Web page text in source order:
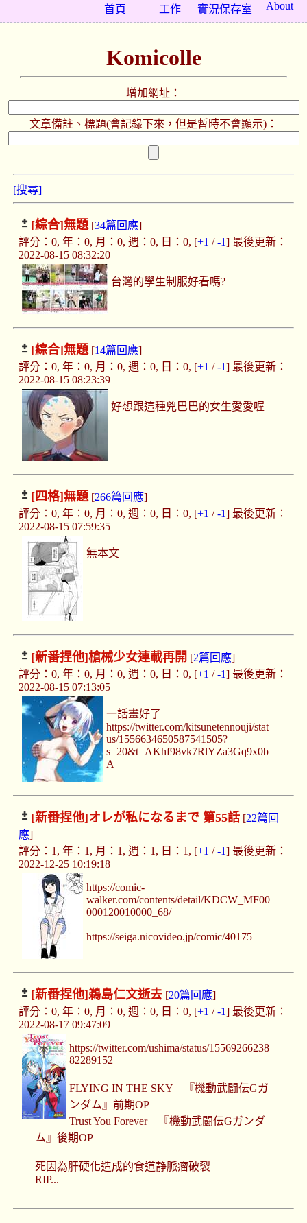
About
實況保存室
工作
首頁
Komicolle
增加網址：
文章備註、標題(會記錄下來，但是暫時不會顯示)：
[搜尋]
[綜合]無題[34篇回應]
評分：0, 年：0, 月：0, 週：0, 日：0, [+1 /-1] 最後更新：
2022-08-15 08:32:20
台灣的學生制服好看嗎?
[綜合]無題[14篇回應]
評分：0, 年：0, 月：0, 週：0, 日：0, [+1 /-1] 最後更新：
2022-08-15 08:23:39
好想跟這種兇巴巴的女生愛愛喔=
=
[四格]無題[266篇回應]
評分：0, 年：0, 月：0, 週：0, 日：0, [+1 /-1] 最後更新：
2022-08-15 07:59:35
無本文
[新番捏他]槍械少女連載再開 [2篇回應]
評分：0, 年：0, 月：0, 週：0, 日：0, [+1 /-1] 最後更新：
2022-08-15 07:13:05
一話畫好了
https://twitter.com/kitsunetennouji/stat
us/1556634650587541505?
s=20&t=AKhf98vk7RlYZa3Gq9x0b
A
[新番捏他]オレが私になるまで 第55話[22篇回
應]
評分：1, 年：1, 月：1, 週：1, 日：1, [+1 /-1] 最後更新：
2022-12-25 10:19:18
https://comic-
walker.com/contents/detail/KDCW_MF00
000120010000_68/
https://seiga.nicovideo.jp/comic/40175
[新番捏他]鵜島仁文逝去[20篇回應]
評分：0, 年：0, 月：0, 週：0, 日：0, [+1 /-1] 最後更新：
2022-08-17 09:47:09
https://twitter.com/ushima/status/15569266238
82289152
FLYING IN THE SKY 『機動武闘伝Gガ
ンダム』前期OP
Trust You Forever 『機動武闘伝Gガンダ
ム』後期OP
死因為肝硬化造成的食道静脈瘤破裂
RIP...